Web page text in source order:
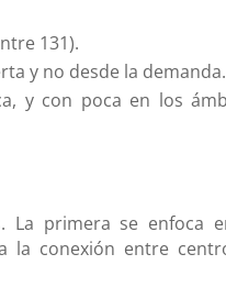
131).
y no desde la demanda.
y con poca en los
La primera se enfoca
la conexión entre